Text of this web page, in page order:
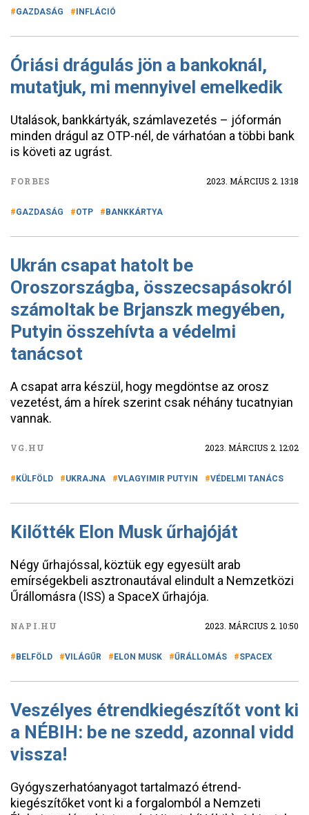
GAZDASÁG INFLÁCIÓ
Óriási drágulás jön a bankoknál,
mutatjuk, mi mennyivel emelkedik
Utalások, bankkártyák, számlavezetés – jóformán
minden drágul az OTP-nél, de várhatóan a többi bank
is követi az ugrást.
FORBES 2023. MÁRCIUS 2. 13:18
GAZDASÁG OTP BANKKÁRTYA
Ukrán csapat hatolt be
Oroszországba, összecsapásokról
számoltak be Brjanszk megyében,
Putyin összehívta a védelmi
tanácsot
A csapat arra készül, hogy megdöntse az orosz
vezetést, ám a hírek szerint csak néhány tucatnyian
vannak.
VG.HU 2023. MÁRCIUS 2. 12:02
KÜLFÖLD UKRAJNA VLAGYIMIR PUTYIN VÉDELMI TANÁCS
Kilőtték Elon Musk űrhajóját
Négy űrhajóssal, köztük egy egyesült arab
emírségekbeli asztronautával elindult a Nemzetközi
Űrállomásra (ISS) a SpaceX űrhajója.
NAPI.HU 2023. MÁRCIUS 2. 10:50
BELFÖLD VILÁGŰR ELON MUSK ŰRÁLLOMÁS SPACEX
Veszélyes étrendkiegészítőt vont ki
a NÉBIH: be ne szedd, azonnal vidd
vissza!
Gyógyszerhatóanyagot tartalmazó étrend-
kiegészítőket vont ki a forgalomból a Nemzeti